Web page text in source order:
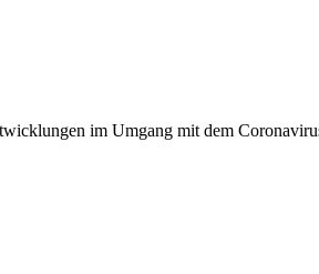
im Umgang mit dem